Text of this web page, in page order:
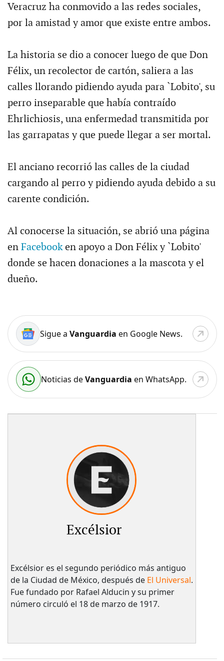
Veracruz ha conmovido a las redes sociales,
por la amistad y amor que existe entre ambos.
La historia se dio a conocer luego de que Don
Félix, un recolector de cartón, saliera a las
calles llorando pidiendo ayuda para `Lobito', su
perro inseparable que había contraído
Ehrlichiosis, una enfermedad transmitida por
las garrapatas y que puede llegar a ser mortal.
El anciano recorrió las calles de la ciudad
cargando al perro y pidiendo ayuda debido a su
carente condición.
Al conocerse la situación, se abrió una página
en Facebooken apoyo a Don Félix y `Lobito'
donde se hacen donaciones a la mascota y el
dueño.
Sigue a Vanguardia en Google News.
Noticias deVanguardia en WhatsApp.
Excélsior
Excélsior es el segundo periódico más antiguo
de la Ciudad de México, después de El Universal.
Fue fundado por Rafael Alducin y su primer
número circuló el 18 de marzo de 1917.